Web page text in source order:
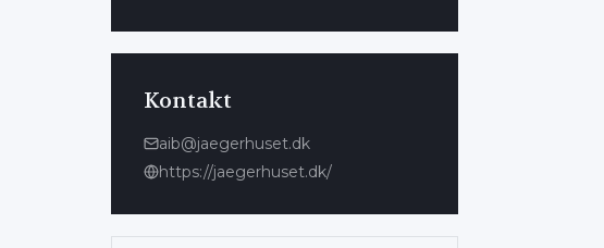
Kontakt
aib@jaegerhuset.dk
https://jaegerhuset.dk/